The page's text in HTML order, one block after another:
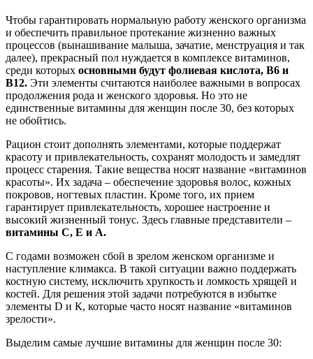
Чтобы гарантировать нормальную работу женского организма
и обеспечить правильное протекание жизненно важных
процессов (вынашивание малыша, зачатие, менструация и так
далее), прекрасный пол нуждается в комплексе витаминов,
среди которых основными будут фолиевая кислота, В6 и
В12. Эти элементы считаются наиболее важными в вопросах
продолжения рода и женского здоровья. Но это не
единственные витамины для женщин после 30, без которых
не обойтись.
Рацион стоит дополнять элементами, которые поддержат
красоту и привлекательность, сохранят молодость и замедлят
процесс старения. Такие вещества носят название «витаминов
красоты». Их задача – обеспечение здоровья волос, кожных
покровов, ногтевых пластин. Кроме того, их прием
гарантирует привлекательность, хорошее настроение и
высокий жизненный тонус. Здесь главные представители –
витамины С, Е и А.
С годами возможен сбой в зрелом женском организме и
наступление климакса. В такой ситуации важно поддержать
костную систему, исключить хрупкость и ломкость хрящей и
костей. Для решения этой задачи потребуются в избытке
элементы D и К, которые часто носят название «витаминов
зрелости».
Выделим самые лучшие витамины для женщин после 30: